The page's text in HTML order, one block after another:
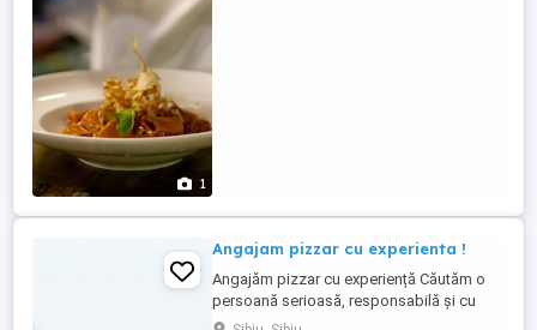
1
Angajam pizzar cu experienta !
Angajăm pizzar cu experiență Căutăm o
persoană serioasă, responsabilă și cu
experiență în prepararea pizzei. Oferim